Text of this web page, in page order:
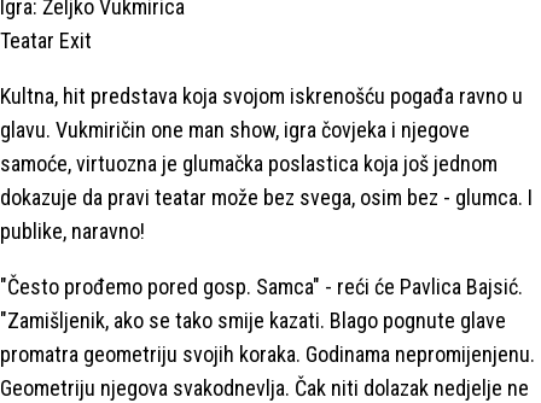
Igra: Željko Vukmirica
Teatar Exit
Kultna, hit predstava koja svojom iskrenošću pogađa ravno u
glavu. Vukmiričin one man show, igra čovjeka i njegove
samoće, virtuozna je glumačka poslastica koja još jednom
dokazuje da pravi teatar može bez svega, osim bez - glumca. I
publike, naravno!
"Često prođemo pored gosp. Samca" - reći će Pavlica Bajsić.
"Zamišljenik, ako se tako smije kazati. Blago pognute glave
promatra geometriju svojih koraka. Godinama nepromijenjenu.
Geometriju njegova svakodnevlja. Čak niti dolazak nedjelje ne